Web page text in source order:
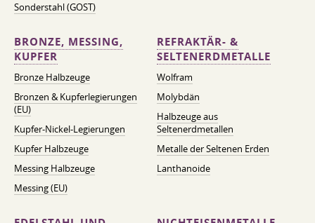
Sonderstahl (GOST)
BRONZE, MESSING,
KUPFER
Bronze Halbzeuge
Bronzen & Kupferlegierungen
(EU)
Kupfer-Nickel-Legierungen
Kupfer Halbzeuge
Messing Halbzeuge
Messing (EU)
REFRAKTÄR- &
SELTENERDMETALLE
Wolfram
Molybdän
Halbzeuge aus
Seltenerdmetallen
Metalle der Seltenen Erden
Lanthanoide